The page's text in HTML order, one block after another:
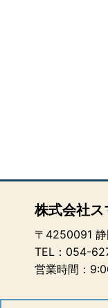
株式会社ス
〒4250091
TEL： 054-
営業時間：